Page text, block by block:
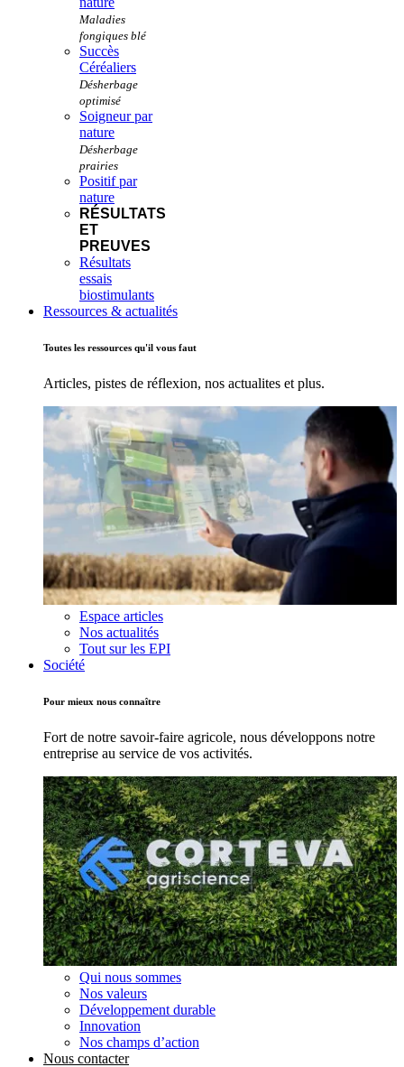
Succès
Céréaliers
Soigneur par
nature
Positif par
nature
RÉSULTATS
ET
PREUVES
Résultats
essais
biostimulants
Ressources & actualités
Toutes les ressources qu'il vous faut
Articles, pistes de réflexion, nos actualites et plus.
Espace articles
Nos actualités
Tout sur les EPI
Société
Pour mieux nous connaître
Fort de notre savoir-faire agricole, nous développons notre
entreprise au service de vos activités.
Qui nous sommes
Nos valeurs
Développement durable
Innovation
Nos champs d’action
Nous contacter